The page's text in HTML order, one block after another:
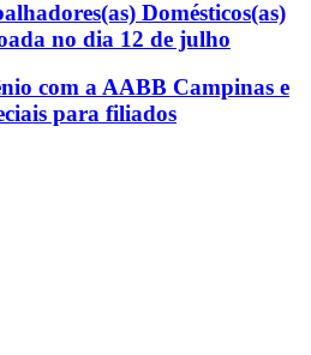
Domésticos(as)
no dia 12 de julho
com a AABB Campinas e
para filiados